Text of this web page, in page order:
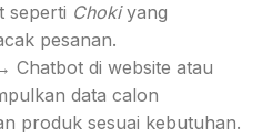
seperti Chokiyang
pesanan.
Chatbot di website atau
data calon
produk sesuai kebutuhan.